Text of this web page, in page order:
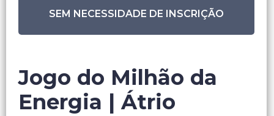
SEM NECESSIDADE DE INSCRIÇÃO
Jogo do Milhão da
Energia | Átrio